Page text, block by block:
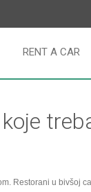
RENT A CAR
Restorani u bivšoj